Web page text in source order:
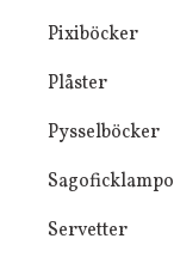
Pixiböcker
Plåster
Pysselböcker
Servetter